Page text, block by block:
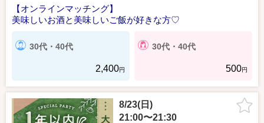
【オンラインマッチング】
美味しいお酒と美味しいご飯が好きな方♡
30代・40代
2,400円
30代・40代
500円
8/23(日)
21:00〜21:30